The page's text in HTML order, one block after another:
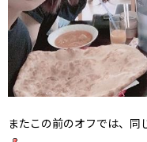
またこの前のオフでは、